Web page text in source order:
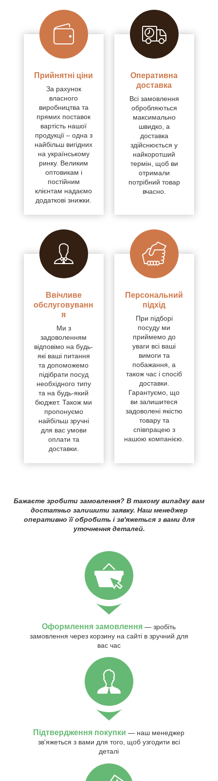
Прийнятні ціни
За рахунок
власного
виробництва та
прямих поставок
вартість нашої
продукції – одна з
найбільш вигідних
на українському
ринку. Великим
оптовикам і
постійним
клієнтам надаємо
додаткові знижки.
Оперативна
доставка
Всі замовлення
обробляються
максимально
швидко, а
доставка
здійснюється у
найкоротший
термін, щоб ви
отримали
потрібний товар
вчасно.
Ввічливе
обслуговуванн
я
Ми з
задоволенням
відповімо на будь-
які ваші питання
та допоможемо
підібрати посуд
необхідного типу
та на будь-який
бюджет. Також ми
пропонуємо
найбільш зручні
для вас умови
оплати та
доставки.
Персональний
підхід
При підборі
посуду ми
приймемо до
уваги всі ваші
вимоги та
побажання, а
також час і спосіб
доставки.
Гарантуємо, що
ви залишитеся
задоволені якістю
товару та
співпрацею з
нашою компанією.
Бажаєте зробити замовлення? В такому випадку вам
достатньо залишити заявку. Наш менеджер
оперативно її обробить і зв'яжеться з вами для
уточнення деталей.
Оформлення замовлення — зробіть
замовлення через корзину на сайті в зручний для
вас час
Підтвердження покупки — наш менеджер
зв'яжеться з вами для того, щоб узгодити всі
деталі